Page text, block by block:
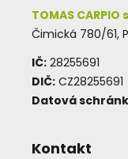
TOMAS CARPIO
Čimická 780/61,
IČ: 28255691
DIČ: CZ28255691
Datová
Kontakt